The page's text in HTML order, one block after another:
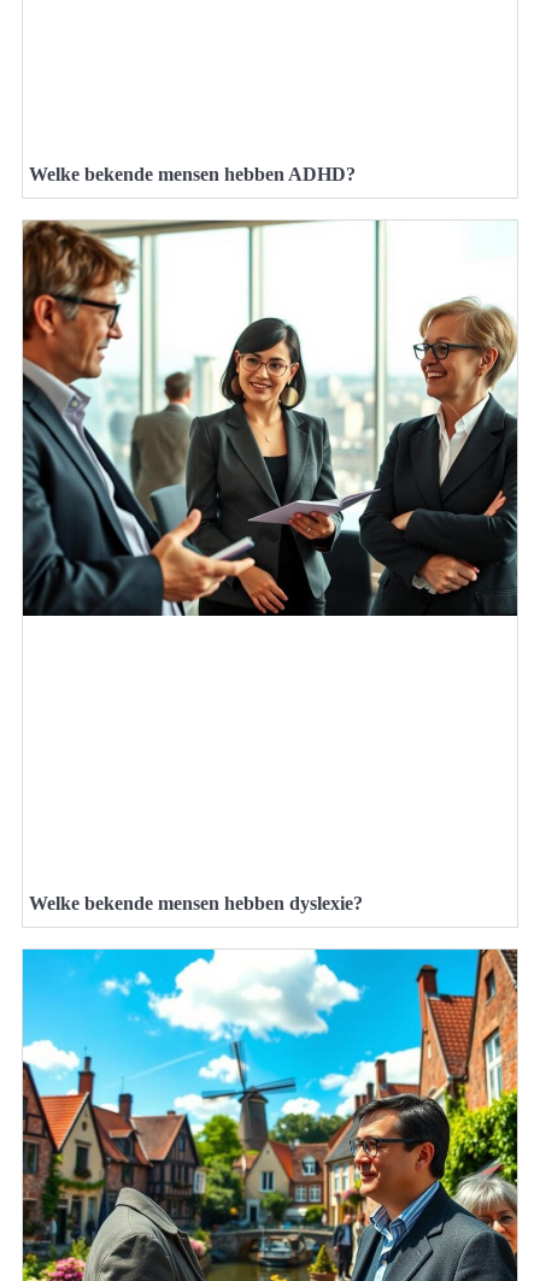
Welke bekende mensen hebben ADHD?
Welke bekende mensen hebben dyslexie?